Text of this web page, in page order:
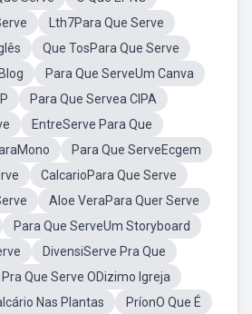
Lth7Para Que Serve
Que TosPara Que Serve
Para Que ServeUm Canva
Para Que Servea CIPA
EntreServe Para Que
Para Que ServeEcgem
CalcarioPara Que Serve
Aloe VeraPara Quer Serve
Para Que ServeUm Storyboard
DivensiServe Pra Que
Pra Que Serve ODizimo Igreja
Nas Plantas
PríonO Que É